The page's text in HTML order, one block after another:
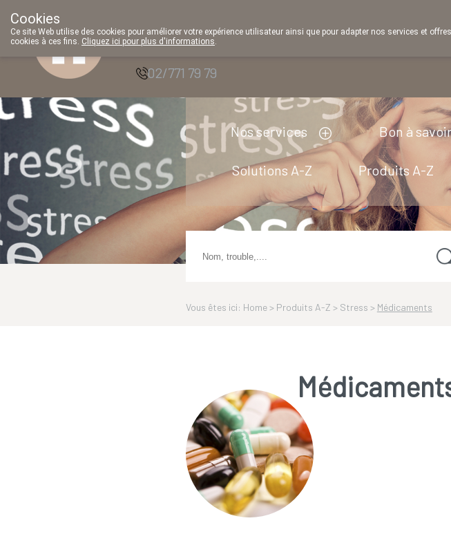
Pharmacie Parent
SRL
02/771 79 79
Nos services Bon à savoir
Solutions A-Z Produits A-Z
Vous êtes ici: Home > Produits A-Z > Stress > Médicaments
Cookies
Ce site Web utilise des cookies pour améliorer votre expérience utilisateur ainsi que pour adapter nos services et
cookies à ces fins. Cliquez ici pour plus d'informations.